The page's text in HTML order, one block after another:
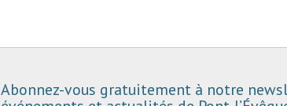
Abonnez-vous gratuitement à notre